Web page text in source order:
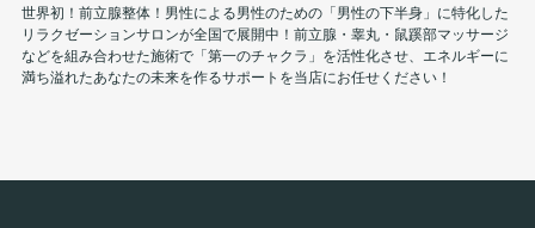
世界初！前立腺整体！男性による男性のための「男性の下半身」に特化した
リラクゼーションサロンが全国で展開中！前立腺・睾丸・鼠蹊部マッサージ
などを組み合わせた施術で「第一のチャクラ」を活性化させ、エネルギーに
満ち溢れたあなたの未来を作るサポートを当店にお任せください！